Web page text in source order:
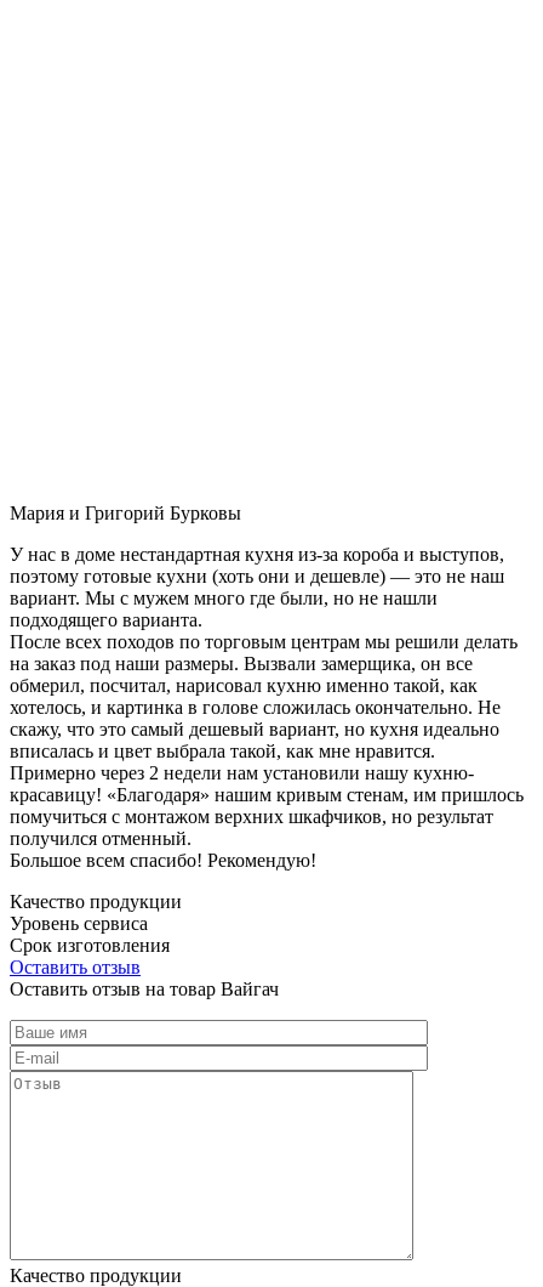
Мария и Григорий Бурковы
У нас в доме нестандартная кухня из-за короба и выступов,
поэтому готовые кухни (хоть они и дешевле) — это не наш
вариант. Мы с мужем много где были, но не нашли
подходящего варианта.
После всех походов по торговым центрам мы решили делать
на заказ под наши размеры. Вызвали замерщика, он все
обмерил, посчитал, нарисовал кухню именно такой, как
хотелось, и картинка в голове сложилась окончательно. Не
скажу, что это самый дешевый вариант, но кухня идеально
вписалась и цвет выбрала такой, как мне нравится.
Примерно через 2 недели нам установили нашу кухню-
красавицу! «Благодаря» нашим кривым стенам, им пришлось
помучиться с монтажом верхних шкафчиков, но результат
получился отменный.
Большое всем спасибо! Рекомендую!
Качество продукции
Уровень сервиса
Срок изготовления
Оставить отзыв
Оставить отзыв на товар Вайгач
Качество продукции